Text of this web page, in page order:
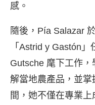
感。
隨後，Pía Salazar
「Astrid y Gastón
Gutsche 麾下工作
解當地農產品，並
間，她不僅在專業